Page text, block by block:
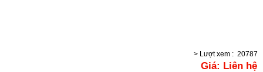
> Lượt xem : 20787
Giá: Liên hệ